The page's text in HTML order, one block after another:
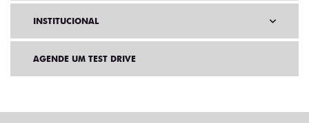
INSTITUCIONAL
AGENDE UM TEST DRIVE